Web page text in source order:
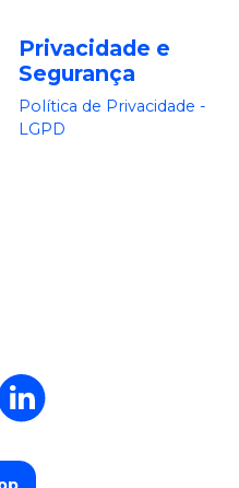
Privacidade e
Segurança
Política de Privacidade -
LGPD